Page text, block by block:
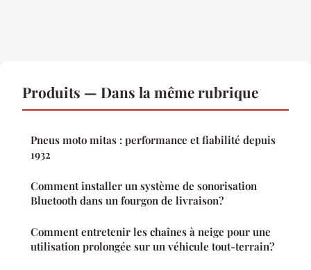
Produits — Dans la même rubrique
Pneus moto mitas : performance et fiabilité depuis
1932
Comment installer un système de sonorisation
Bluetooth dans un fourgon de livraison?
Comment entretenir les chaînes à neige pour une
utilisation prolongée sur un véhicule tout-terrain?